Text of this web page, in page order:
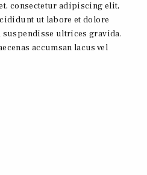
consectetur adipiscing elit,
ut labore et dolore
ultrices gravida.
accumsan lacus vel